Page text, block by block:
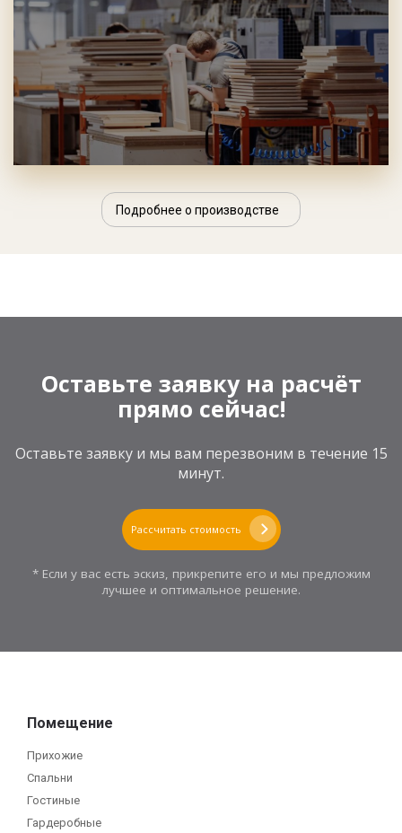
Подробнее о производстве
Оставьте заявку на расчёт
прямо сейчас!
Оставьте заявку и мы вам перезвоним в течение 15
минут.
Рассчитать стоимость
* Если у вас есть эскиз, прикрепите его и мы предложим
лучшее и оптимальное решение.
Помещение
Прихожие
Спальни
Гостиные
Гардеробные